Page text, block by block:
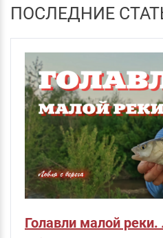
ПОСЛЕДНИЕ
Голавли малой